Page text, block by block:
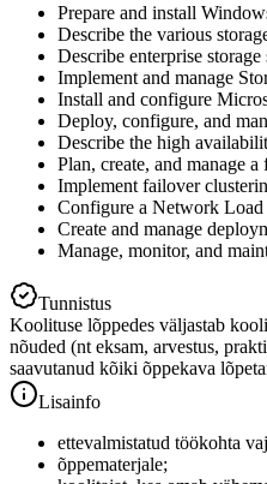
Prepare and install
Describe the various
Describe enterprise
Implement and manage
Install and configure
Deploy, configure, and
Describe the high
Plan, create, and manage a
Implement failover
Configure a Network
Create and manage
Manage, monitor, and
Tunnistus
Koolituse lõppedes väljastab
nõuded (nt eksam, arvestus,
saavutanud kõiki õppekava
Lisainfo
ettevalmistatud töökohta
õppematerjale;